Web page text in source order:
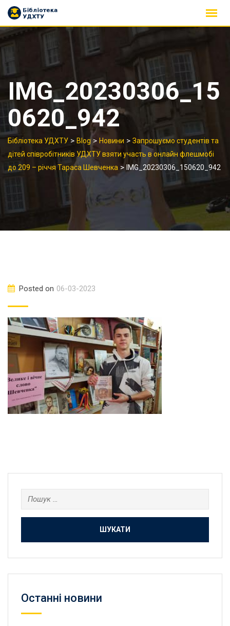
Skip
content
IMG_20230306_15
0620_942
Бібліотека УДХТУ > Blog > Новини > Запрошуємо студентів та
дітей співробітників УДХТУ взяти участь в онлайн флешмобі
до 209 – річчя Тараса Шевченка > IMG_20230306_150620_942
Posted on 06-03-2023
Пошук:
Останнi новини